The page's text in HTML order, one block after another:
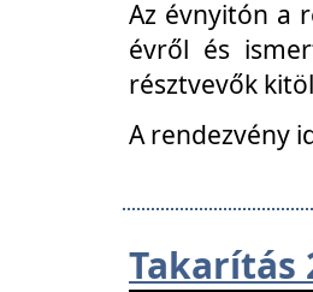
Az évnyitón a
évről és
résztvevők
A rendezvény
Takarítás